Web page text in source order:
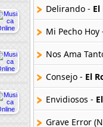
Delirando -
Mi Pecho Hoy
Nos Ama
Consejo - El
Envidiosos -
Grave Error